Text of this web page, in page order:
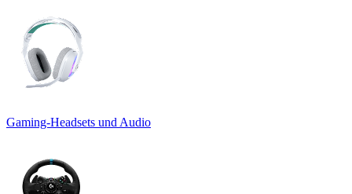
Gaming-Headsets und Audio